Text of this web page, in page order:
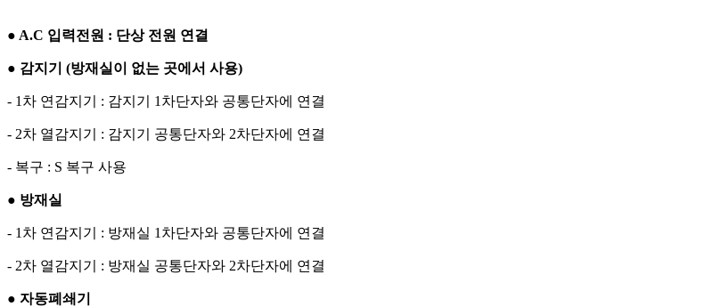
● A.C 입력전원 : 단상 전원 연결
● 감지기 (방재실이 없는 곳에서 사용)
- 1차 연감지기 : 감지기 1차단자와 공통단자에 연결
- 2차 열감지기 : 감지기 공통단자와 2차단자에 연결
- 복구 : S 복구 사용
● 방재실
- 1차 연감지기 : 방재실 1차단자와 공통단자에 연결
- 2차 열감지기 : 방재실 공통단자와 2차단자에 연결
● 자동폐쇄기